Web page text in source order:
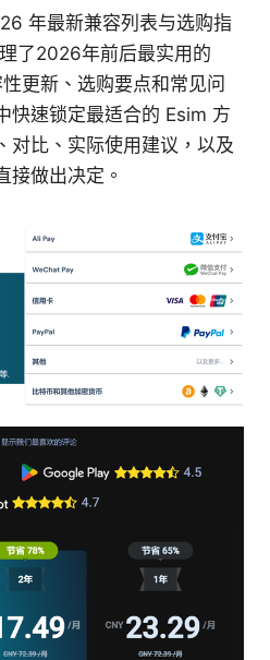
年最新兼容列表与选购指
了2026年前后最实用的
更新、选购要点和常见问
快速锁定最适合的 Esim 方
对比、实际使用建议，以及
接做出决定。